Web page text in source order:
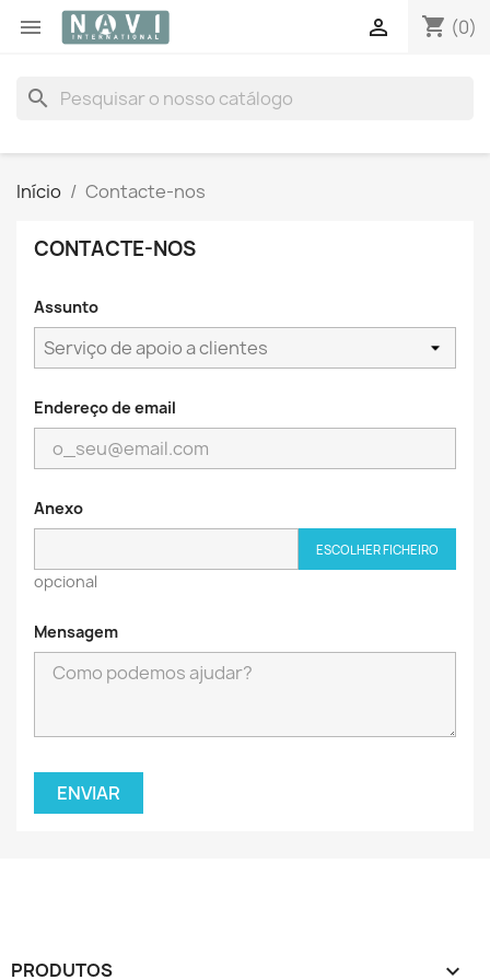
 shopping_cart (0)

search
Início Contacte-nos
CONTACTE-NOS
Assunto
Endereço de email
Anexo
ESCOLHER FICHEIRO
opcional
Mensagem
PRODUTOS 